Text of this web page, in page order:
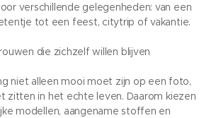
verschillende gelegenheden: van een
tot een feest, citytrip of vakantie.
die zichzelf willen blijven
niet alleen mooi moet zijn op een foto,
zitten in het echte leven. Daarom kiezen
modellen, aangename stoffen en